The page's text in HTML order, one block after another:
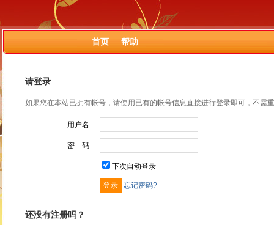
首页 帮助
请登录
如果您在本站已拥有帐号，请使用已有的帐号信息直接进行登录即可，不需
用户名
密 码
下次自动登录
忘记密码?
还没有注册吗？